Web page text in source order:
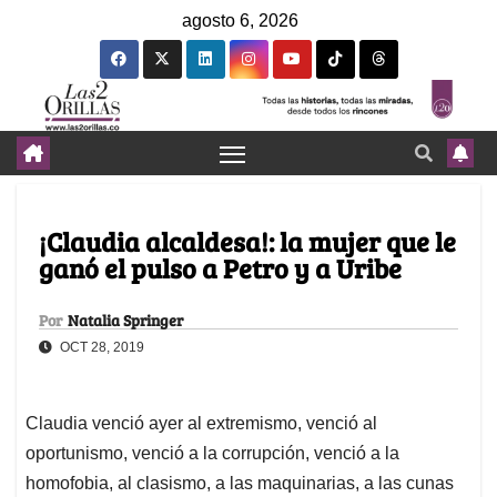
agosto 6, 2026
¡Claudia alcaldesa!: la mujer que le
ganó el pulso a Petro y a Uribe
Por Natalia Springer
OCT 28, 2019
Claudia venció ayer al extremismo, venció al
oportunismo, venció a la corrupción, venció a la
homofobia, al clasismo, a las maquinarias, a las cunas